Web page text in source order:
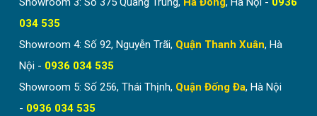
034 535
Showroom 4: Số 92, Nguyễn Trãi, Quận Thanh Xuân, Hà
Nội - 0936 034 535
Showroom 5: Số 256, Thái Thịnh, Quận Đống Đa, Hà Nội
- 0936 034 535